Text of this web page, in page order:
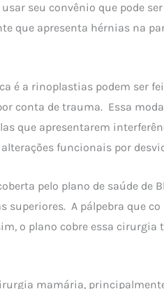
seu convênio que pode
que apresenta hérnias na
é a rinoplastias podem ser
conta de trauma. Essa
que apresentarem
funcionais por
pelo plano de saúde de
superiores. A pálpebra que
o plano cobre essa cirurgia
mamária,